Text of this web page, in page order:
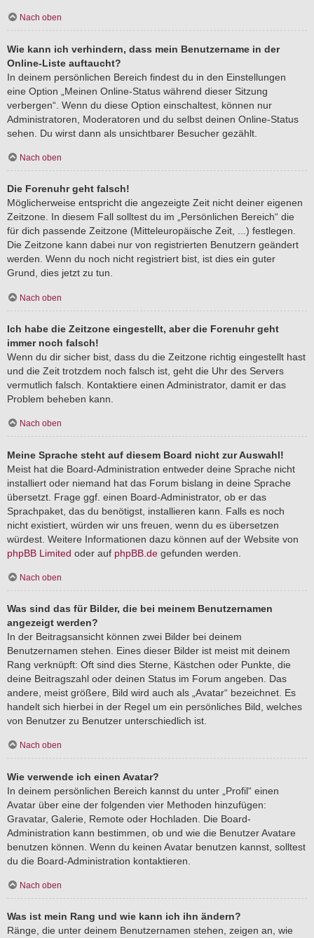
Nach oben
Wie kann ich verhindern, dass mein Benutzername in der
Online-Liste auftaucht?
In deinem persönlichen Bereich findest du in den Einstellungen
eine Option „Meinen Online-Status während dieser Sitzung
verbergen“. Wenn du diese Option einschaltest, können nur
Administratoren, Moderatoren und du selbst deinen Online-Status
sehen. Du wirst dann als unsichtbarer Besucher gezählt.
Nach oben
Die Forenuhr geht falsch!
Möglicherweise entspricht die angezeigte Zeit nicht deiner eigenen
Zeitzone. In diesem Fall solltest du im „Persönlichen Bereich“ die
für dich passende Zeitzone (Mitteleuropäische Zeit, ...) festlegen.
Die Zeitzone kann dabei nur von registrierten Benutzern geändert
werden. Wenn du noch nicht registriert bist, ist dies ein guter
Grund, dies jetzt zu tun.
Nach oben
Ich habe die Zeitzone eingestellt, aber die Forenuhr geht
immer noch falsch!
Wenn du dir sicher bist, dass du die Zeitzone richtig eingestellt hast
und die Zeit trotzdem noch falsch ist, geht die Uhr des Servers
vermutlich falsch. Kontaktiere einen Administrator, damit er das
Problem beheben kann.
Nach oben
Meine Sprache steht auf diesem Board nicht zur Auswahl!
Meist hat die Board-Administration entweder deine Sprache nicht
installiert oder niemand hat das Forum bislang in deine Sprache
übersetzt. Frage ggf. einen Board-Administrator, ob er das
Sprachpaket, das du benötigst, installieren kann. Falls es noch
nicht existiert, würden wir uns freuen, wenn du es übersetzen
würdest. Weitere Informationen dazu können auf der Website von
phpBB Limited oder auf phpBB.de gefunden werden.
Nach oben
Was sind das für Bilder, die bei meinem Benutzernamen
angezeigt werden?
In der Beitragsansicht können zwei Bilder bei deinem
Benutzernamen stehen. Eines dieser Bilder ist meist mit deinem
Rang verknüpft: Oft sind dies Sterne, Kästchen oder Punkte, die
deine Beitragszahl oder deinen Status im Forum angeben. Das
andere, meist größere, Bild wird auch als „Avatar“ bezeichnet. Es
handelt sich hierbei in der Regel um ein persönliches Bild, welches
von Benutzer zu Benutzer unterschiedlich ist.
Nach oben
Wie verwende ich einen Avatar?
In deinem persönlichen Bereich kannst du unter „Profil“ einen
Avatar über eine der folgenden vier Methoden hinzufügen:
Gravatar, Galerie, Remote oder Hochladen. Die Board-
Administration kann bestimmen, ob und wie die Benutzer Avatare
benutzen können. Wenn du keinen Avatar benutzen kannst, solltest
du die Board-Administration kontaktieren.
Nach oben
Was ist mein Rang und wie kann ich ihn ändern?
Ränge, die unter deinem Benutzernamen stehen, zeigen an, wie